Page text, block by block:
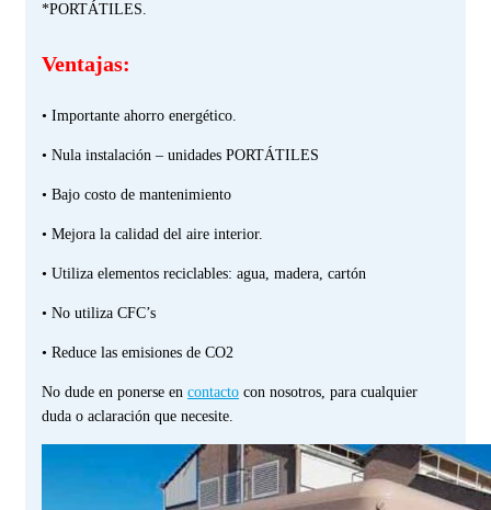
*PORTÁTILES.
Ventajas:
• Importante ahorro energético.
• Nula instalación – unidades PORTÁTILES
• Bajo costo de mantenimiento
• Mejora la calidad del aire interior.
• Utiliza elementos reciclables: agua, madera, cartón
• No utiliza CFC’s
• Reduce las emisiones de CO2
No dude en ponerse en contacto con nosotros, para cualquier
duda o aclaración que necesite.